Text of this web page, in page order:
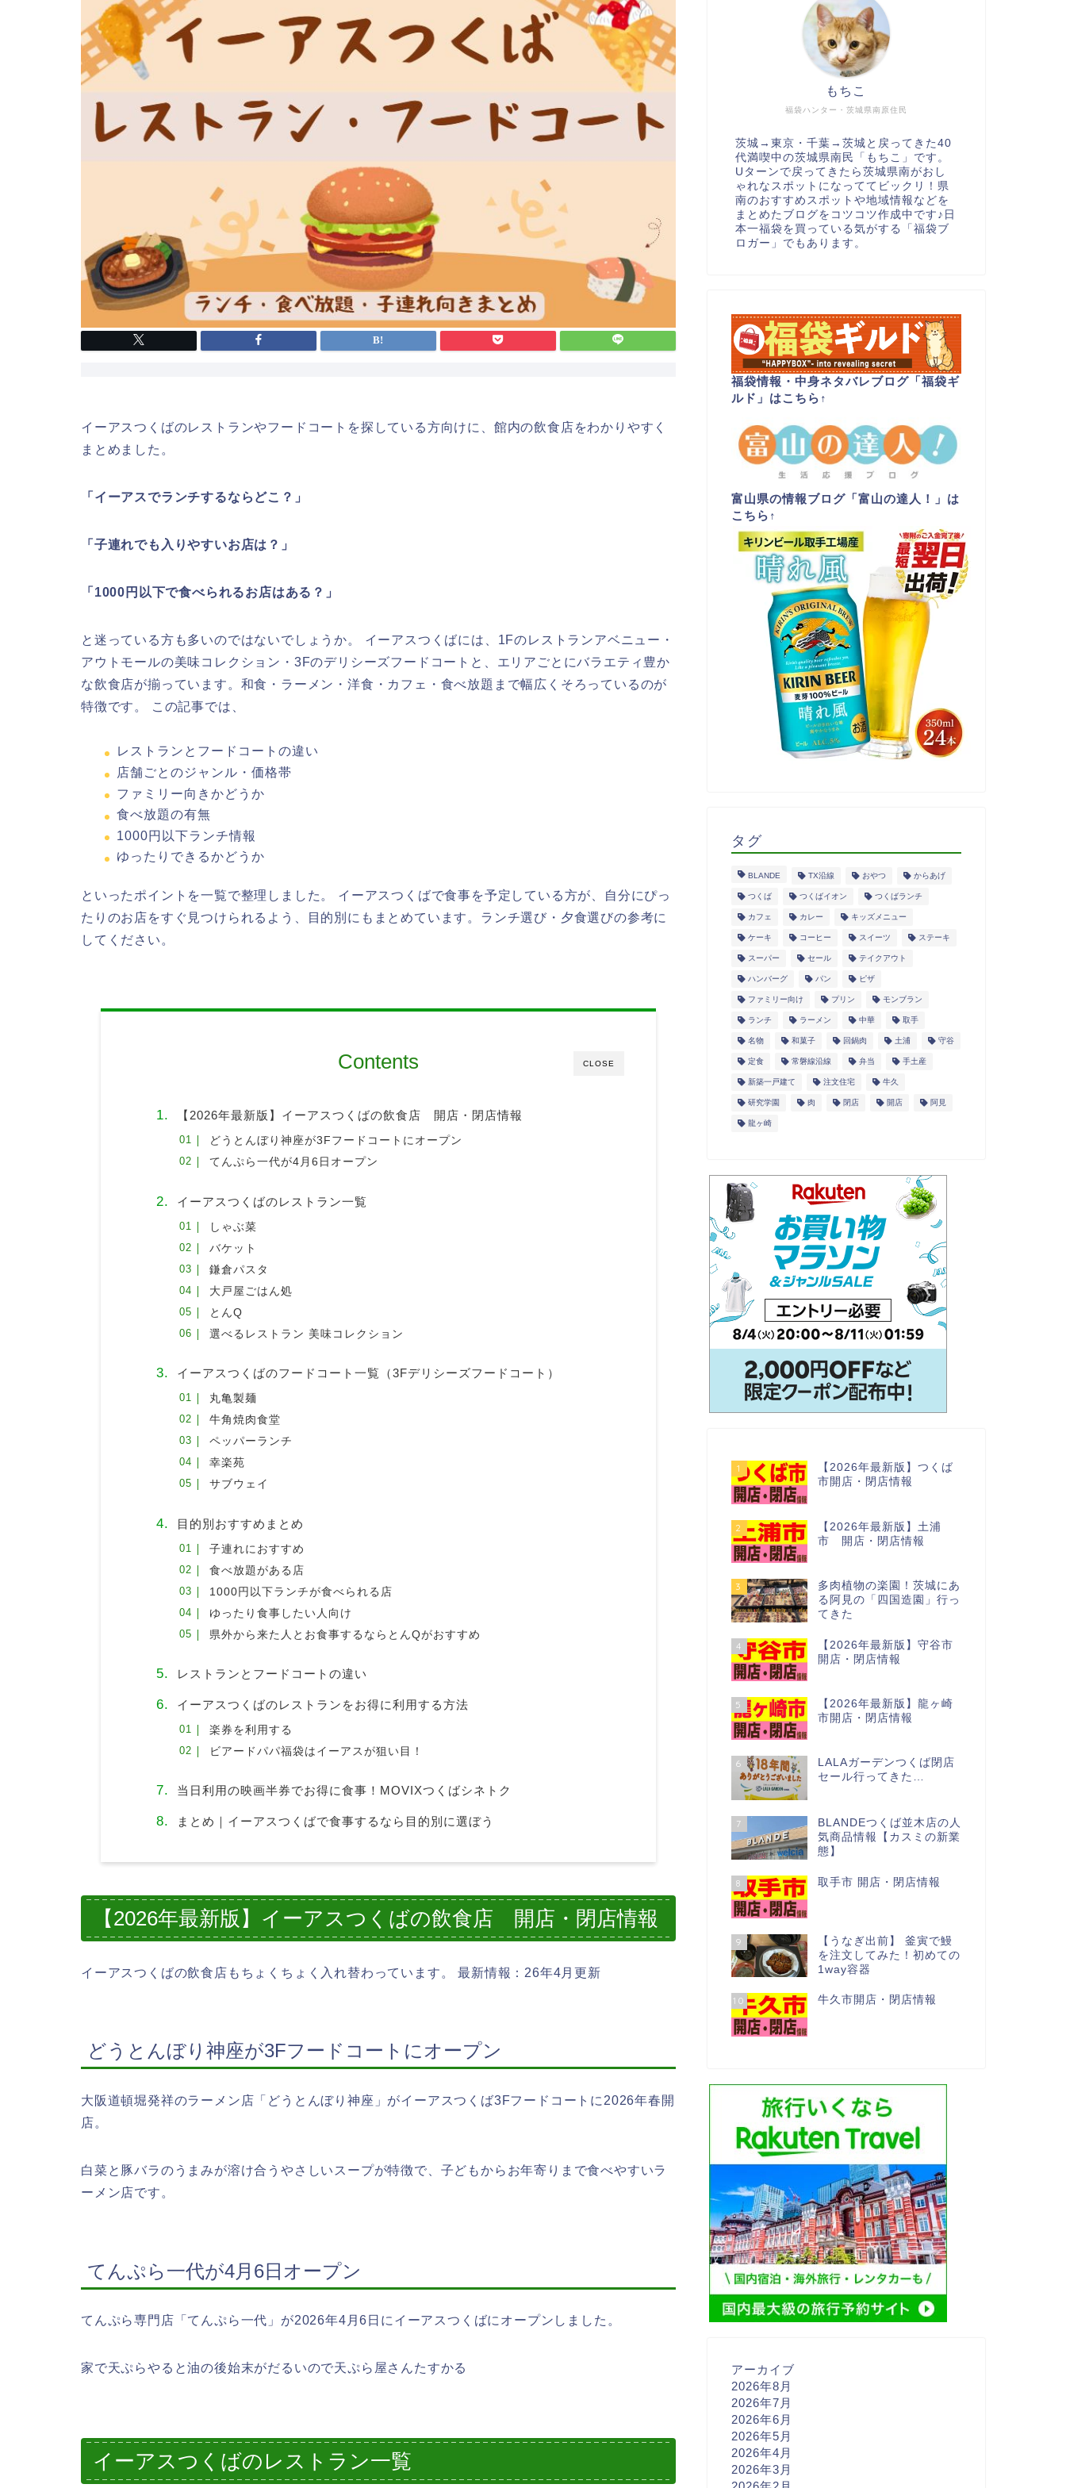
イーアスつくばのレストランやフードコートを探している方向けに、館内の飲食店をわかりやすく
まとめました。
「イーアスでランチするならどこ？」
「子連れでも入りやすいお店は？」
「1000円以下で食べられるお店はある？」
と迷っている方も多いのではないでしょうか。 イーアスつくばには、1Fのレストランアベニュー・
アウトモールの美味コレクション・3Fのデリシーズフードコートと、エリアごとにバラエティ豊か
な飲食店が揃っています。和食・ラーメン・洋食・カフェ・食べ放題まで幅広くそろっているのが
特徴です。 この記事では、
レストランとフードコートの違い
店舗ごとのジャンル・価格帯
ファミリー向きかどうか
食べ放題の有無
1000円以下ランチ情報
ゆったりできるかどうか
といったポイントを一覧で整理しました。 イーアスつくばで食事を予定している方が、自分にぴっ
たりのお店をすぐ見つけられるよう、目的別にもまとめています。ランチ選び・夕食選びの参考に
してください。
CLOSE
Contents
【2026年最新版】イーアスつくばの飲食店 開店・閉店情報
どうとんぼり神座が3Fフードコートにオープン
てんぷら一代が4月6日オープン
イーアスつくばのレストラン一覧
しゃぶ菜
バケット
鎌倉パスタ
大戸屋ごはん処
とんQ
選べるレストラン 美味コレクション
イーアスつくばのフードコート一覧（3Fデリシーズフードコート）
丸亀製麺
牛角焼肉食堂
ペッパーランチ
幸楽苑
サブウェイ
目的別おすすめまとめ
子連れにおすすめ
食べ放題がある店
1000円以下ランチが食べられる店
ゆったり食事したい人向け
県外から来た人とお食事するならとんQがおすすめ
レストランとフードコートの違い
イーアスつくばのレストランをお得に利用する方法
楽券を利用する
ビアードパパ福袋はイーアスが狙い目！
当日利用の映画半券でお得に食事！MOVIXつくばシネトク
まとめ｜イーアスつくばで食事するなら目的別に選ぼう
【2026年最新版】イーアスつくばの飲食店 開店・閉店情報
イーアスつくばの飲食店もちょくちょく入れ替わっています。 最新情報：26年4月更新
どうとんぼり神座が3Fフードコートにオープン
大阪道頓堀発祥のラーメン店「どうとんぼり神座」がイーアスつくば3Fフードコートに2026年春開
店。
白菜と豚バラのうまみが溶け合うやさしいスープが特徴で、子どもからお年寄りまで食べやすいラ
ーメン店です。
てんぷら一代が4月6日オープン
てんぷら専門店「てんぷら一代」が2026年4月6日にイーアスつくばにオープンしました。
家で天ぷらやると油の後始末がだるいので天ぷら屋さんたすかる
イーアスつくばのレストラン一覧
福袋ハンター・茨城県南原住民
もちこ
茨城→東京・千葉→茨城と戻ってきた40
代満喫中の茨城県南民「もちこ」です。
Uターンで戻ってきたら茨城県南がおし
ゃれなスポットになっててビックリ！県
南のおすすめスポットや地域情報などを
まとめたブログをコツコツ作成中です♪日
本一福袋を買っている気がする「福袋ブ
ロガー」でもあります。
福袋情報・中身ネタバレブログ「福袋ギ
ルド」はこちら ↑
富山県の情報ブログ「富山の達人！」は
こちら ↑
タグ
BLANDE TX沿線 おやつ からあげ
つくば つくばイオン つくばランチ
カフェ カレー キッズメニュー
ケーキ コーヒー スイーツ ステーキ
スーパー セール テイクアウト
ハンバーグ パン ピザ
ファミリー向け プリン モンブラン
ランチ ラーメン 中華 取手
名物 和菓子 回鍋肉 土浦 守谷
定食 常磐線沿線 弁当 手土産
新築一戸建て 注文住宅 牛久
研究学園 肉 閉店 開店 阿見
龍ヶ崎
1
【2026年最新版】つくば
市開店・閉店情報
2
【2026年最新版】土浦
市 開店・閉店情報
3
多肉植物の楽園！茨城にあ
る阿見の「四国造園」行っ
てきた
4
【2026年最新版】守谷市
開店・閉店情報
5
【2026年最新版】龍ヶ崎
市開店・閉店情報
6
LALAガーデンつくば閉店
セール行ってきた…
7
BLANDEつくば並木店の人
気商品情報【カスミの新業
態】
8 取手市 開店・閉店情報
9
【うなぎ出前】 釜寅で鰻
を注文してみた！初めての
1way容器
10 牛久市開店・閉店情報
アーカイブ
2026年8月
2026年7月
2026年6月
2026年5月
2026年4月
2026年3月